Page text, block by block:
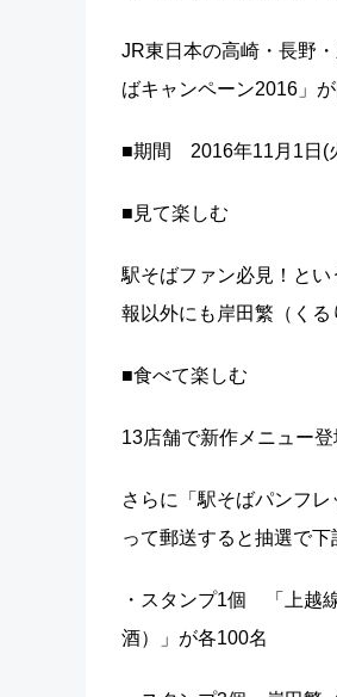
JR東日本の高崎・長野
ばキャンペーン2016」が
■期間 2016年11月1日(
■見て楽しむ
駅そばファン必見！と
報以外にも岸田繁（くる
■食べて楽しむ
13店舗で新作メニュー登
さらに「駅そばパンフ
って郵送すると抽選で下
・スタンプ1個 「上越
酒）」が各100名